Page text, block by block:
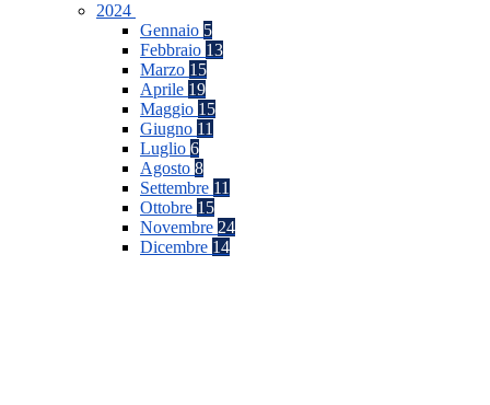
2024
Gennaio 5
Febbraio 13
Marzo 15
Aprile 19
Maggio 15
Giugno 11
Luglio 6
Agosto 8
Settembre 11
Ottobre 15
Novembre 24
Dicembre 14